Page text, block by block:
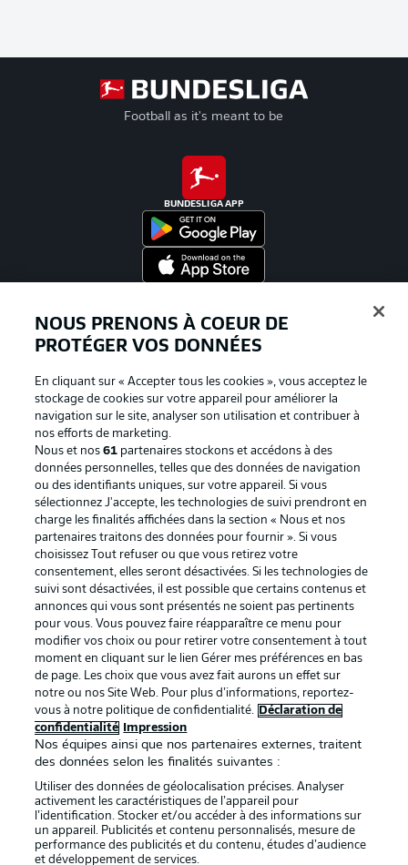
Football as it's meant to be
BUNDESLIGA APP
La publicité Conditions d’utilisation des
Mentions Légales Gérer mes préférences
Déclaration de
confidentialité
Diffuseurs
Travaux Contact
Impression Joueurs
NOUS PRENONS À COEUR DE
PROTÉGER VOS DONNÉES
En cliquant sur « Accepter tous les cookies », vous acceptez le
stockage de cookies sur votre appareil pour améliorer la
navigation sur le site, analyser son utilisation et contribuer à
nos efforts de marketing.
Nous et nos61 partenaires stockons et accédons à des
données personnelles, telles que des données de navigation
ou des identifiants uniques, sur votre appareil. Si vous
sélectionnez J'accepte, les technologies de suivi prendront en
charge les finalités affichées dans la section « Nous et nos
partenaires traitons des données pour fournir ». Si vous
choisissez Tout refuser ou que vous retirez votre
consentement, elles seront désactivées. Si les technologies de
suivi sont désactivées, il est possible que certains contenus et
annonces qui vous sont présentés ne soient pas pertinents
pour vous. Vous pouvez faire réapparaître ce menu pour
modifier vos choix ou pour retirer votre consentement à tout
moment en cliquant sur le lien Gérer mes préférences en bas
de page. Les choix que vous avez fait aurons un effet sur
notre ou nos Site Web. Pour plus d’informations, reportez-
vous à notre politique de confidentialité.
Déclaration de
confidentialité
Impression
Nos équipes ainsi que nos partenaires externes, traitent
des données selon les finalités suivantes :
Utiliser des données de géolocalisation précises. Analyser
activement les caractéristiques de l’appareil pour
l’identification. Stocker et/ou accéder à des informations sur
un appareil. Publicités et contenu personnalisés, mesure de
performance des publicités et du contenu, études d’audience
et développement de services.